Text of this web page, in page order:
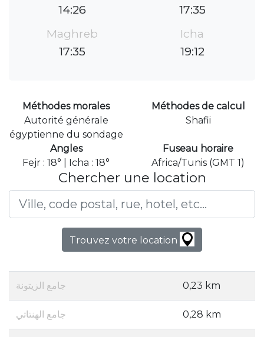
14:26
17:35
Maghreb
17:35
Icha
19:12
Méthodes morales
Autorité générale
égyptienne du sondage
Méthodes de calcul
Shafii
Angles
Fejr : 18° | Icha : 18°
Fuseau horaire
Africa/Tunis (GMT 1)
Chercher une location
Trouvez votre location
جامع الزيتونة 0,23 km
جامع الهنتاتي 0,28 km